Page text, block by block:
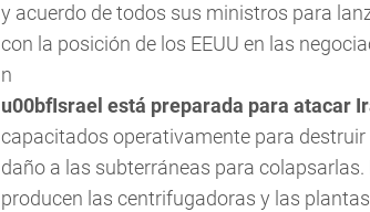
y acuerdo de todos sus ministros para
con la posición de los EEUU en las
n
u00bfIsrael está preparada para atacar
capacitados operativamente para
daño a las subterráneas para
producen las centrifugadoras y las